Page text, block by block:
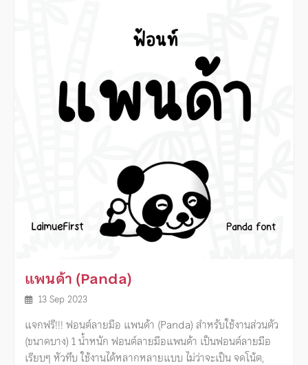
แพนด้า (Panda)
13 Sep 2023
แจกฟรี!!! ฟอนต์ลายมือ แพนด้า (Panda) สำหรับใช้งานส่วนตัว
(ขนาดบาง) 1 น้ำหนัก ฟอนต์ลายมือแพนด้า เป็นฟอนต์ลายมือ
เรียบๆ หัวทึบ ใช้งานได้หลากหลายแบบ ไม่ว่าจะเป็น จดโน้ต,